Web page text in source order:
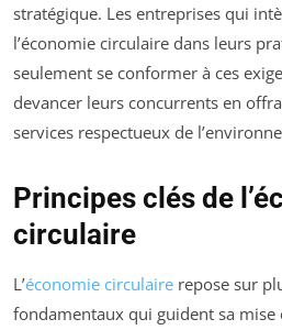
stratégique. Les entreprises qui
l’économie circulaire dans leurs
seulement se conformer à ces
devancer leurs concurrents en
services respectueux de
Principes clés de
circulaire
L’économie circulaire repose sur
fondamentaux qui guident sa